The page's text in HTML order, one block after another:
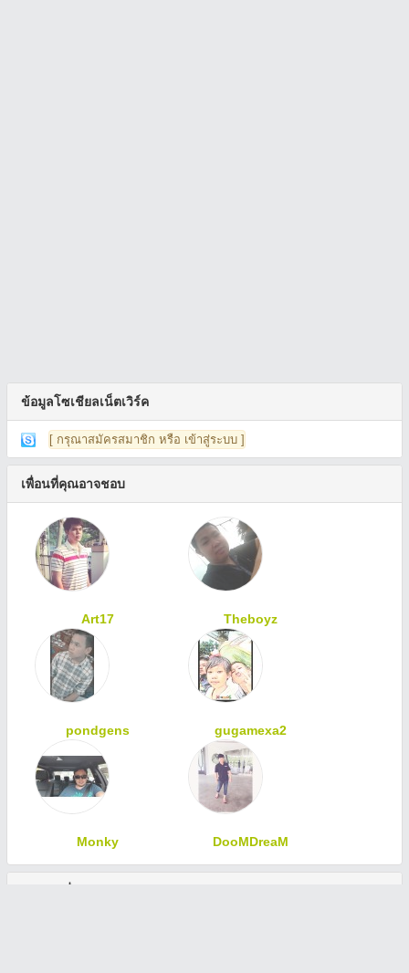
ข้อมูลโซเชียลเน็ตเวิร์ค
[ กรุณาสมัครสมาชิก หรือ เข้าสู่ระบบ ]
เพื่อนที่คุณอาจชอบ
Art17 Theboyz
pondgens gugamexa2
Monky DooMDreaM